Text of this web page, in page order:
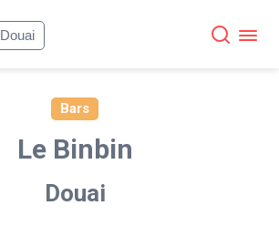
Douai
Bars
Le Binbin
Douai